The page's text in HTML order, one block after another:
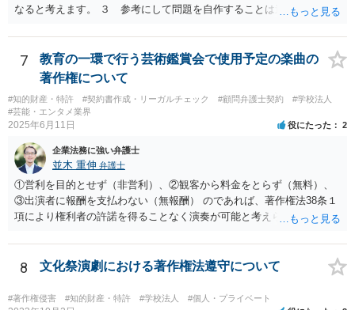
なると考えます。 ３ 参考にして問題を自作することは違法とならな
たとしてもそのまま貼り付けると著作権法違反となる可能性が高いで
す。 市販の問題集を購入して、それを解かせることは問題ないです
が、複製となると「私的複製」とはならないので著作権法上問題とな
ると思います。 いちど著作権取り扱っている弁護士にご相談いただい
たほうがよろしいかと思います。
7
教育の一環で行う芸術鑑賞会で使用予定の楽曲の
著作権について
#知的財産・特許 #契約書作成・リーガルチェック #顧問弁護士契約
#学校法人
#芸能・エンタメ業界
2025年6月11日 役にたった 2
企業法務に強い弁護士
並木 重伸 弁護士
①営利を目的とせず（非営利）、②観客から料金をとらず（無料）、
③出演者に報酬を支払わない（無報酬） のであれば、著作権法38条１
項により権利者の許諾を得ることなく演奏が可能と考えられます。 参
のではないと思われますので、③次第と思われます。
8 文化祭演劇における著作権法遵守について
#著作権侵害 #知的財産・特許 #学校法人 #個人・プライベート